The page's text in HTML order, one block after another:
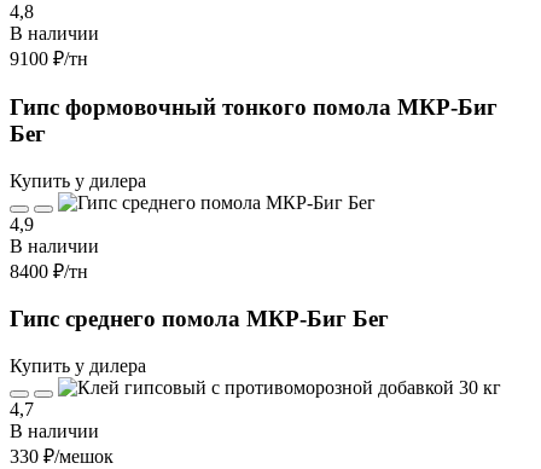
4,8
В наличии
9100 ₽/тн
Гипс формовочный тонкого помола МКР-Биг
Бег
Купить у дилера
4,9
В наличии
8400 ₽/тн
Гипс среднего помола МКР-Биг Бег
Купить у дилера
4,7
В наличии
330 ₽/мешок